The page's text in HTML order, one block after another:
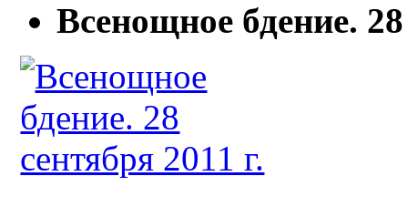
Всенощное бдение.